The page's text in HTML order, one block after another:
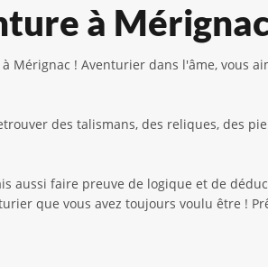
à
Mérignac ! Aventurier dans l'âme,
des talismans, des reliques, des
aussi faire preuve de logique et de
que vous avez toujours voulu être !